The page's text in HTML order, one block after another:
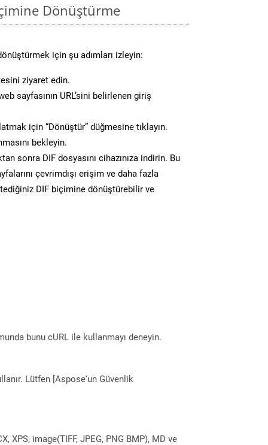
Dönüştürme
için şu adımları izleyin:
ziyaret edin.
sayfasının URL’sini belirlenen giriş
için “Dönüştür” düğmesine tıklayın.
bekleyin.
sonra DIF dosyasını cihazınıza indirin. Bu
çevrimdışı erişim ve daha fazla
DIF biçimine dönüştürebilir ve
bunu cURL ile kullanmayı deneyin.
Lütfen [Aspose'un Güvenlik
XPS, image(TIFF, JPEG, PNG BMP), MD ve